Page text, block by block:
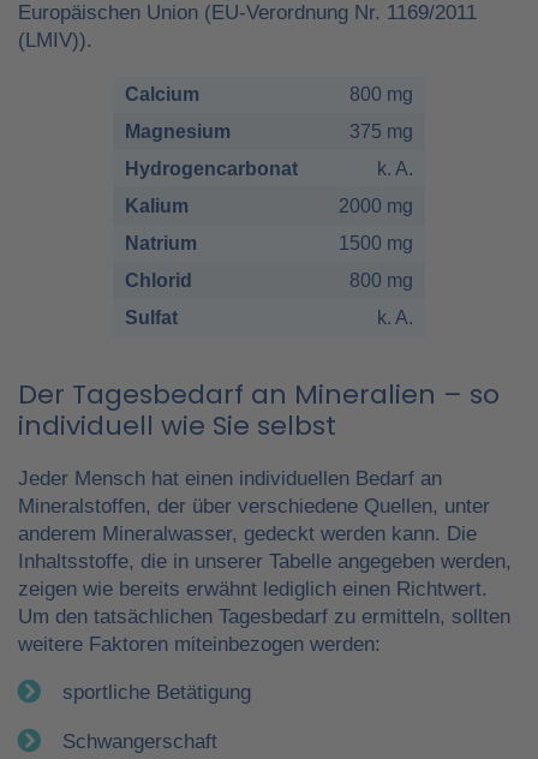
Europäischen Union (EU-Verordnung Nr. 1169/2011
(LMIV)).
Calcium
800 mg
Magnesium
375 mg
Hydrogencarbonat
k. A.
Kalium
2000 mg
Natrium
1500 mg
Chlorid
800 mg
Sulfat
k. A.
Der Tagesbedarf an Mineralien – so
individuell wie Sie selbst
Jeder Mensch hat einen individuellen Bedarf an
Mineralstoffen, der über verschiedene Quellen, unter
anderem Mineralwasser, gedeckt werden kann. Die
Inhaltsstoffe, die in unserer Tabelle angegeben werden,
zeigen wie bereits erwähnt lediglich einen Richtwert.
Um den tatsächlichen Tagesbedarf zu ermitteln, sollten
weitere Faktoren miteinbezogen werden:
sportliche Betätigung
Schwangerschaft